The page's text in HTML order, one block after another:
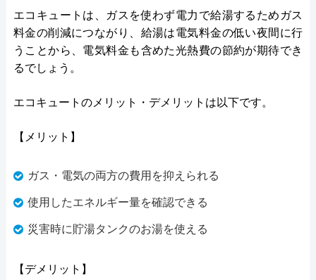
エコキュートは、ガスを使わず電力で給湯するためガス
料金の削減につながり、給湯は電気料金の低い夜間に行
うことから、電気料金も含めた光熱費の節約が期待でき
るでしょう。
エコキュートのメリット・デメリットは以下です。
【メリット】
ガス・電気の両方の費用を抑えられる
使用したエネルギー量を確認できる
災害時に貯湯タンクのお湯を使える
【デメリット】